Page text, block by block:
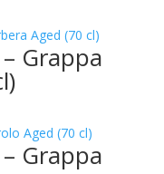
Grappa
Grappa